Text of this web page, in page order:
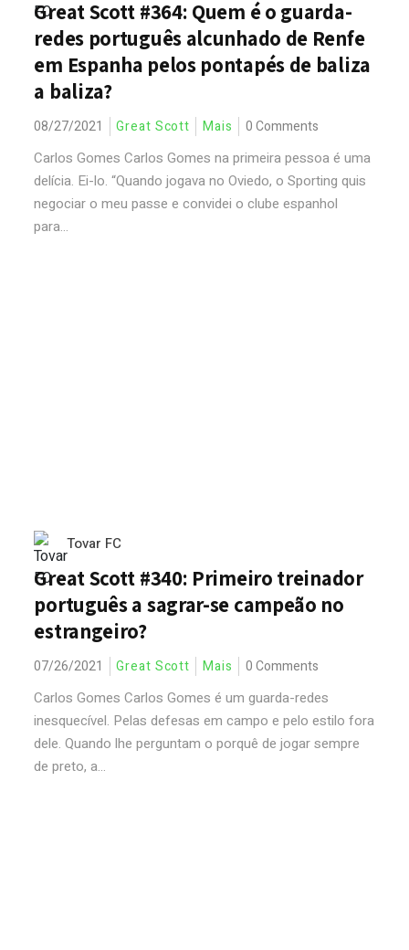
Great Scott #364: Quem é o guarda-
redes português alcunhado de Renfe
em Espanha pelos pontapés de baliza
a baliza?
08/27/2021 Great Scott Mais 0 Comments
Carlos Gomes Carlos Gomes na primeira pessoa é uma
delícia. Ei-lo. “Quando jogava no Oviedo, o Sporting quis
negociar o meu passe e convidei o clube espanhol
para...
Tovar FC
Great Scott #340: Primeiro treinador
português a sagrar-se campeão no
estrangeiro?
07/26/2021 Great Scott Mais 0 Comments
Carlos Gomes Carlos Gomes é um guarda-redes
inesquecível. Pelas defesas em campo e pelo estilo fora
dele. Quando lhe perguntam o porquê de jogar sempre
de preto, a...